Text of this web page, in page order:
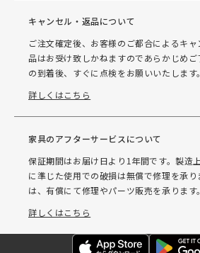
キャンセル・返品について
ご注文確定後、お客様のご都合によるキ
品はお受け致しかねますのであらかじめ
の到着後、すぐに点検をお願いいたします。
詳しくはこちら
家具のアフターサービスについて
保証期間はお届け日より1年間です。製造
に準じた使用での破損は無償で修理を承
は、有償にて修理やパーツ販売を承ります。
詳しくはこちら